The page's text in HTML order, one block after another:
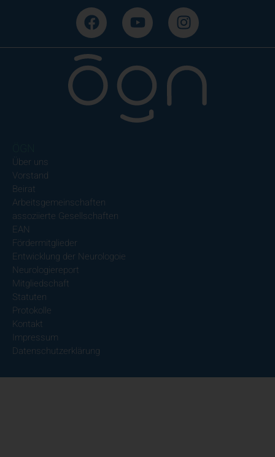
Über uns
Vorstand
Beirat
Arbeitsgemeinschaften
assoziierte Gesellschaften
EAN
Fördermitglieder
Entwicklung der Neurologoie
Neurologiereport
Mitgliedschaft
Statuten
Protokolle
Kontakt
Impressum
Datenschutzerklärung